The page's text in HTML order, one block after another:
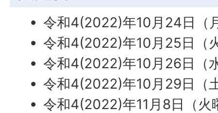
令和4(2022)年10月24日（
令和4(2022)年10月25日（
令和4(2022)年10月26日（
令和4(2022)年10月29日（
令和4(2022)年11月8日（火